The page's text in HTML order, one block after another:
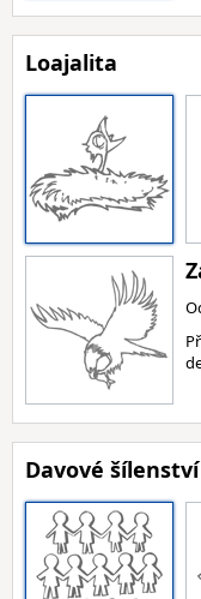
Loajalita
Davové šílenství